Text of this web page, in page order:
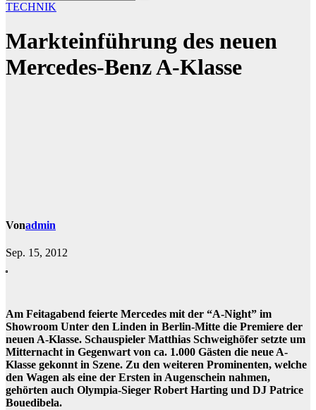
TECHNIK
Markteinführung des neuen
Mercedes-Benz A-Klasse
Vonadmin
Sep. 15, 2012
Am Feitagabend feierte Mercedes mit der “A-Night” im
Showroom Unter den Linden in Berlin-Mitte die Premiere der
neuen A-Klasse. Schauspieler Matthias Schweighöfer setzte um
Mitternacht in Gegenwart von ca. 1.000 Gästen die neue A-
Klasse gekonnt in Szene. Zu den weiteren Prominenten, welche
den Wagen als eine der Ersten in Augenschein nahmen,
gehörten auch Olympia-Sieger Robert Harting und DJ Patrice
Bouedibela.